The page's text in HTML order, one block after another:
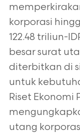
korporasi
122.48 triliun-
besar surat
diterbitkan di
untuk
Riset Ekonomi
utang